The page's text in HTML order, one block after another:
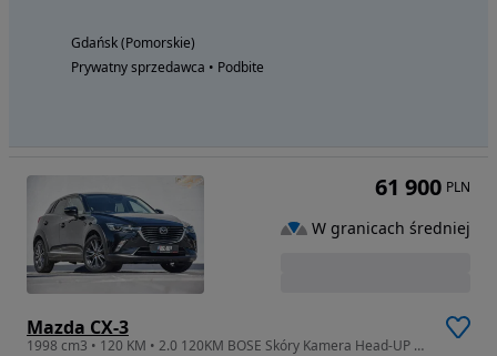
Gdańsk (Pomorskie)
Prywatny sprzedawca • Podbite
Mazda CX-3
1998 cm3 • 120 KM • 2.0 120KM BOSE Skóry Kamera Head-UP Navi Podgrzewana Kierownica ASO
61 900 PLN
W granicach średniej